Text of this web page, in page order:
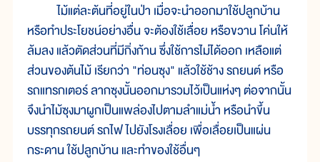
ไม้แต่ละต้นที่อยู่ในป่า เมื่อจะนำออกมาใช้ปลูกบ้าน
หรือทำประโยชน์อย่างอื่น จะต้องใช้เลื่อย หรือขวาน โค่นให้
ล้มลง แล้วตัดส่วนที่มีกิ่งก้าน ซึ่งใช้การไม่ได้ออก เหลือแต่
ส่วนของต้นไม้ เรียกว่า "ท่อนซุง" แล้วใช้ช้าง รถยนต์ หรือ
รถแทรกเตอร์ ลากซุงนั้นออกมารวมไว้เป็นแห่งๆ ต่อจากนั้น
จึงนำไม้ซุงมาผูกเป็นแพล่องไปตามลำแม่น้ำ หรือนำขึ้น
บรรทุกรถยนต์ รถไฟ ไปยังโรงเลื่อย เพื่อเลื่อยเป็นแผ่น
กระดาน ใช้ปลูกบ้าน และทำของใช้อื่นๆ